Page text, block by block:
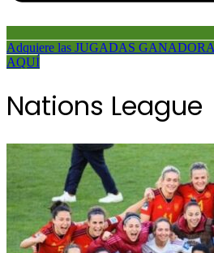
Adquiere las JUGADAS
AQUÍ
Nations League